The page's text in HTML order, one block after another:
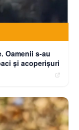
Oamenii s-au
şi acoperişuri